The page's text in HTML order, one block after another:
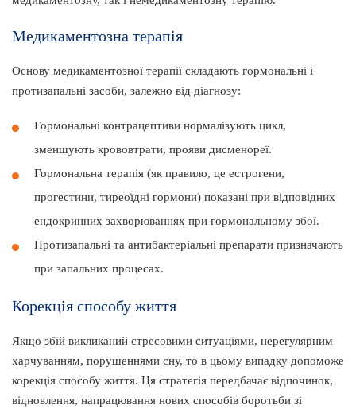
Медикаментозна терапія
Основу медикаментозної терапії складають гормональні і
протизапальні засоби, залежно від діагнозу:
Гормональні контрацептиви нормалізують цикл,
зменшують крововтрати, прояви дисменореї.
Гормональна терапія (як правило, це естрогени,
прогестини, тиреоїдні гормони) показані при відповідних
ендокринних захворюваннях при гормональному збої.
Протизапальні та антибактеріальні препарати призначають
при запальних процесах.
Корекція способу життя
Якщо збій викликаний стресовими ситуаціями, нерегулярним
харчуванням, порушеннями сну, то в цьому випадку допоможе
корекція способу життя. Ця стратегія передбачає відпочинок,
відновлення, напрацювання нових способів боротьби зі